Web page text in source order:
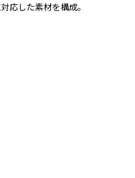
応した素材を構成。